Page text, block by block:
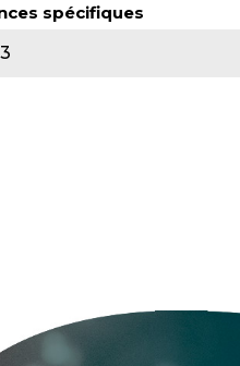
spécifiques